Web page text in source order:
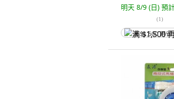
明天 8/9 (日) 預
(1)
满 $1,500 再省